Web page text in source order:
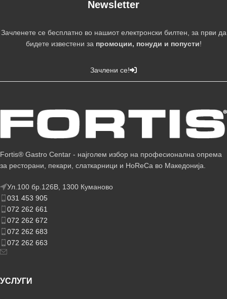
Newsletter
Зачленете се бесплатно во нашиот електронски билтен, за први да
бидете известени за промоции, понуди и попусти!
Зачлени се!
Fortis® Gastro Centar - најголем избор на професионална опрема
за ресторани, пекари, слаткарници и HoReCa во Македонија.
Ул.100 бр.126В, 1300 Куманово
031 453 905
072 262 661
072 262 672
072 262 683
072 262 663
УСЛУГИ